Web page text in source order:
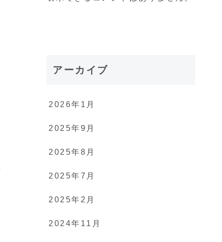
アーカイブ
2026年1月
2025年9月
2025年8月
2025年7月
2025年2月
2024年11月